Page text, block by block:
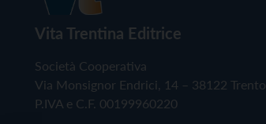
Vita Trentina Editrice
Società Cooperativa
Via Monsignor Endrici, 14 – 38122 Trento
P.IVA e C.F. 00199960220